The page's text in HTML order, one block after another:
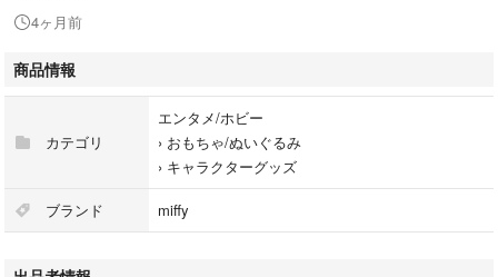
4ヶ月前
商品情報
カテゴリ
エンタメ/ホビー
› おもちゃ/ぬいぐるみ
› キャラクターグッズ
ブランド miffy